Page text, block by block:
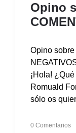
Opino
Opino
¡Hola!
Romuald
sólo os
0 Comentarios